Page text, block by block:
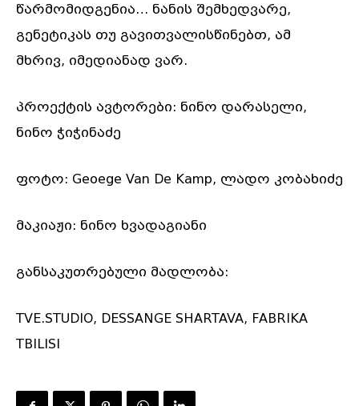
წარმომიდგენია… ნანის შემხედვარე,
გენეტიკას თუ გავითვალისწინებთ, ამ
მხრივ, იმედიანად ვარ.
პროექტის ავტორები: ნინო დარასელი,
ნინო ჭიჭინაძე
ფოტო: Geoege Van De Kamp, ლადო კობახიძე
მაკიაჟი: ნინო ხვადაგიანი
განსაკუთრებული მადლობა:
TVE.STUDIO, DESSANGE SHARTAVA, FABRIKA
TBILISI